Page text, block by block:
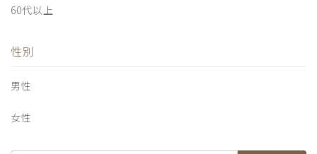
60代以上
性別
男性
女性